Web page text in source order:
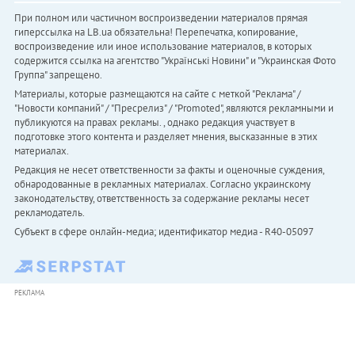
При полном или частичном воспроизведении материалов прямая
гиперссылка на LB.ua обязательна! Перепечатка, копирование,
воспроизведение или иное использование материалов, в которых
содержится ссылка на агентство "Українськi Новини" и "Украинская Фото
Группа" запрещено.
Материалы, которые размещаются на сайте с меткой "Реклама" /
"Новости компаний" / "Пресрелиз" / "Promoted", являются рекламными и
публикуются на правах рекламы. , однако редакция участвует в
подготовке этого контента и разделяет мнения, высказанные в этих
материалах.
Редакция не несет ответственности за факты и оценочные суждения,
обнародованные в рекламных материалах. Согласно украинскому
законодательству, ответственность за содержание рекламы несет
рекламодатель.
Субъект в сфере онлайн-медиа; идентификатор медиа - R40-05097
РЕКЛАМА